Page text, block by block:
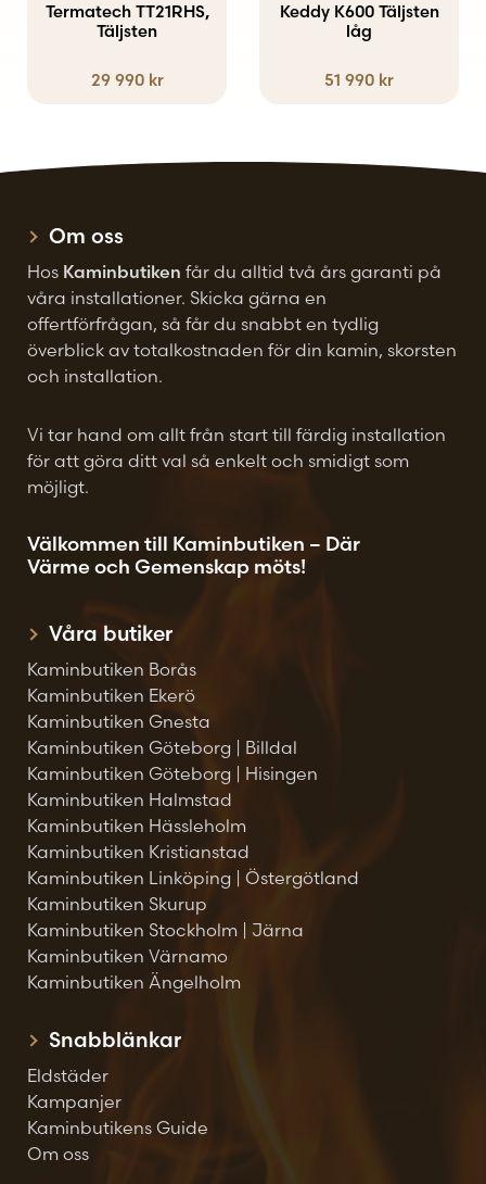
Termatech TT21RHS,
Täljsten
29 990 kr
Keddy K600 Täljsten
låg
51 990 kr
Om oss
Hos Kaminbutiken får du alltid två års garanti på
våra installationer. Skicka gärna en
offertförfrågan, så får du snabbt en tydlig
överblick av totalkostnaden för din kamin, skorsten
och installation.
Vi tar hand om allt från start till färdig installation
för att göra ditt val så enkelt och smidigt som
möjligt.
Välkommen till Kaminbutiken – Där
Värme och Gemenskap möts!
Våra butiker
Kaminbutiken Borås
Kaminbutiken Ekerö
Kaminbutiken Gnesta
Kaminbutiken Göteborg | Billdal
Kaminbutiken Göteborg | Hisingen
Kaminbutiken Halmstad
Kaminbutiken Hässleholm
Kaminbutiken Kristianstad
Kaminbutiken Linköping | Östergötland
Kaminbutiken Skurup
Kaminbutiken Stockholm | Järna
Kaminbutiken Värnamo
Kaminbutiken Ängelholm
Snabblänkar
Eldstäder
Kampanjer
Kaminbutikens Guide
Om oss